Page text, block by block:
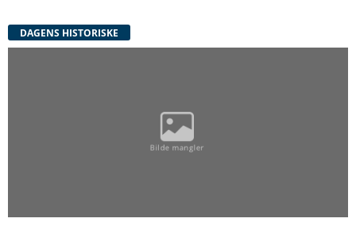
DAGENS HISTORISKE